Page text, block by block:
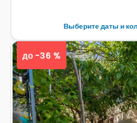
Выберите даты и
до -36 %